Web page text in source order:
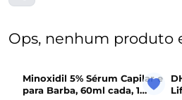
Ops, nenhum produto
Minoxidil 5% Sérum Capilar e
para Barba, 60ml cada, 1